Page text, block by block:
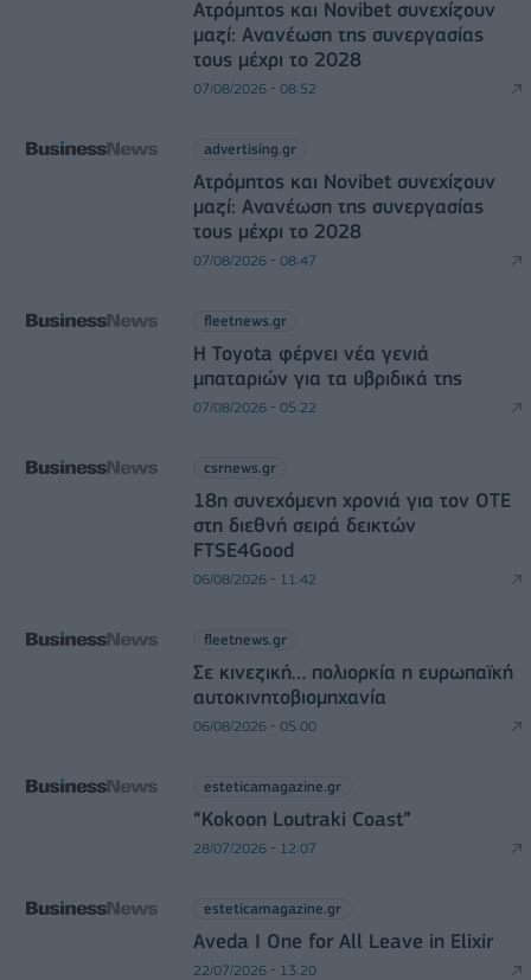
Ατρόμητος και Novibet συνεχίζουν
μαζί: Ανανέωση της συνεργασίας
τους μέχρι το 2028
07/08/2026 - 08:52
advertising.gr
Ατρόμητος και Novibet συνεχίζουν
μαζί: Ανανέωση της συνεργασίας
τους μέχρι το 2028
07/08/2026 - 08:47
fleetnews.gr
Η Toyota φέρνει νέα γενιά
μπαταριών για τα υβριδικά της
07/08/2026 - 05:22
csrnews.gr
18η συνεχόμενη χρονιά για τον ΟΤΕ
στη διεθνή σειρά δεικτών
FTSE4Good
06/08/2026 - 11:42
fleetnews.gr
Σε κινεζική… πολιορκία η ευρωπαϊκή
αυτοκινητοβιομηχανία
06/08/2026 - 05:00
esteticamagazine.gr
“Kokoon Loutraki Coast”
28/07/2026 - 12:07
esteticamagazine.gr
Aveda I One for All Leave in Elixir
22/07/2026 - 13:20